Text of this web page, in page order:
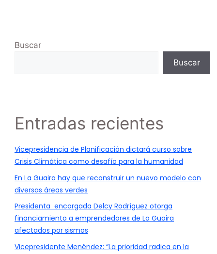
Buscar
Buscar
Entradas recientes
Vicepresidencia de Planificación dictará curso sobre
Crisis Climática como desafío para la humanidad
En La Guaira hay que reconstruir un nuevo modelo con
diversas áreas verdes
Presidenta encargada Delcy Rodríguez otorga
financiamiento a emprendedores de La Guaira
afectados por sismos
Vicepresidente Menéndez: “La prioridad radica en la